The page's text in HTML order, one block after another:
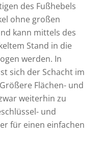
des Fußhebels
ohne großen
kann mittels des
Stand in die
werden. In
sich der Schacht im
Flächen- und
weiterhin zu
und
für einen einfachen